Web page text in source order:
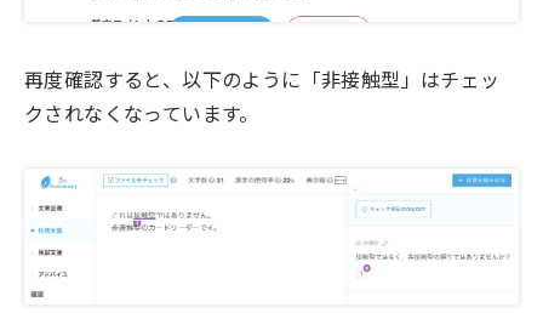
再度確認すると、以下のように「非接触型」はチェッ
クされなくなっています。